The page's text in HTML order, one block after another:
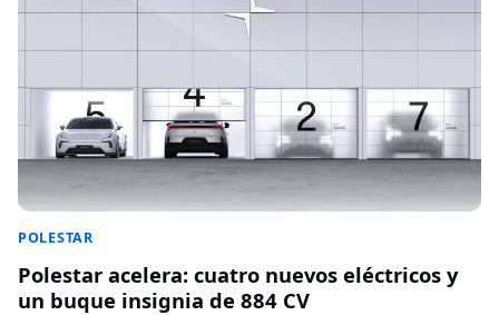
POLESTAR
Polestar acelera: cuatro nuevos eléctricos y
un buque insignia de 884 CV